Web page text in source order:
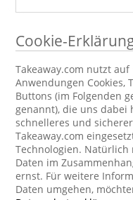
Cookie-
Takeaway.com nutzt
Anwendungen Cookies,
Buttons (im Folgenden
genannt), die uns dabei
schnelleres und
Takeaway.com
Technologien.
Daten im
ernst. Für weitere
Daten umgehen,